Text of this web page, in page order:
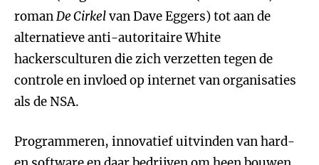
romanDe Cirkelvan Dave Eggers) tot aan de
alternatieve anti-autoritaire White
hackersculturen die zich verzetten tegen de
controle en invloed op internet van organisaties
als de NSA.
Programmeren, innovatief uitvinden van hard-